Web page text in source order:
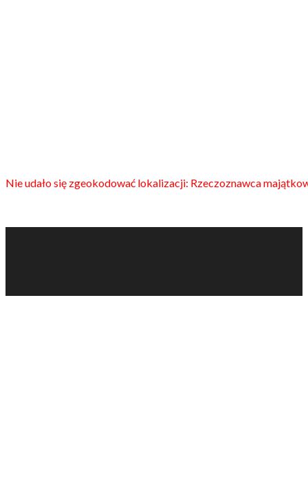
Nie udało się zgeokodować lokalizacji: Rzeczoznawca